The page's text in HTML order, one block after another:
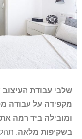
שלבי עבודת העיצוב
מקפידה על עבודה
ומובילה ביד רמה
בשקיפות מלאה.